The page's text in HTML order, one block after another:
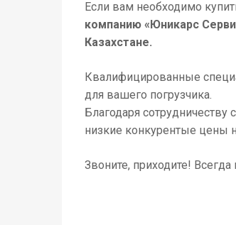
Если вам необходимо
компанию «Юникарс
Казахстане.
Квалифицированные
для вашего погрузчика.
Благодаря
низкие конкурентые цены
Звоните, приходите!